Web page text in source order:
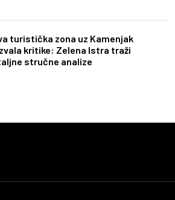
turistička zona uz Kamenjak
kritike: Zelena Istra traži
stručne analize